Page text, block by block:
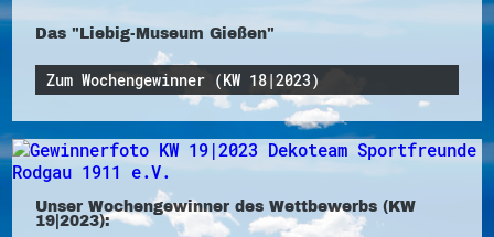
Das "Liebig-Museum Gießen"
Zum Wochengewinner (KW 18|2023)
Unser Wochengewinner des Wettbewerbs (KW
19|2023):